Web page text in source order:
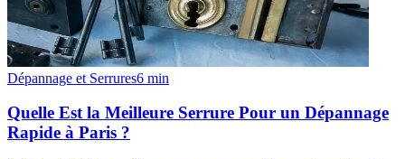
Dépannage et Serrures6 min
Quelle Est la Meilleure Serrure Pour un Dépannage
Rapide à Paris ?